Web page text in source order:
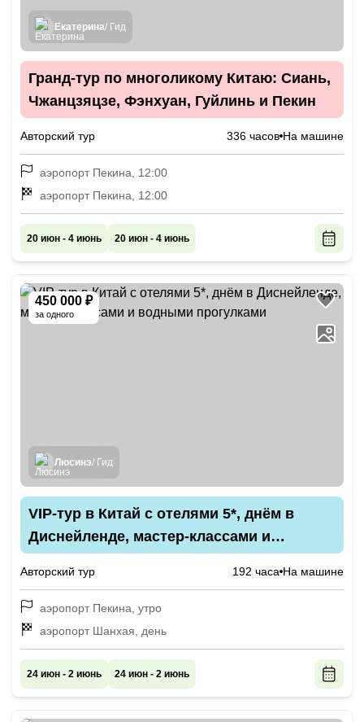
Екатерина/ Гид
Гранд-тур по многоликому Китаю: Сиань,
Чжанцзяцзе, Фэнхуан, Гуйлинь и Пекин
Авторский тур 336 часов На машине
аэропорт Пекина, 12:00
аэропорт Пекина, 12:00
20 июн - 4 июнь 20 июн - 4 июнь
450 000 ₽
за одного
Люсинэ/ Гид
VIP-тур в Китай с отелями 5*, днём в
Диснейленде, мастер-классами и
Авторский тур 192 часа На машине
аэропорт Пекина, утро
аэропорт Шанхая, день
24 июн - 2 июнь 24 июн - 2 июнь